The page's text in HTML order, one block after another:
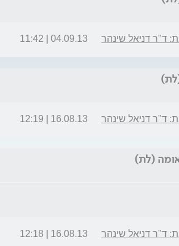
ד"ר דניאל שינהר 04.09.13 | 11:42
ד"ר דניאל שינהר 16.08.13 | 12:19
(לת)
ד"ר דניאל שינהר 16.08.13 | 12:18